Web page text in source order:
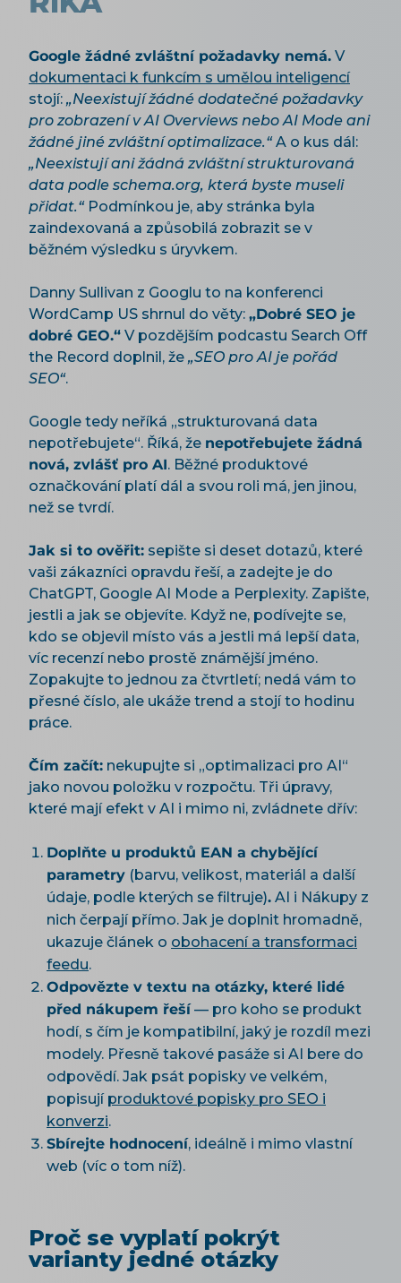
Google žádné zvláštní požadavky nemá. V
dokumentaci k funkcím s umělou inteligencí
stojí: „Neexistují žádné dodatečné požadavky
pro zobrazení v AI Overviews nebo AI Mode ani
žádné jiné zvláštní optimalizace.“A o kus dál:
„Neexistují ani žádná zvláštní strukturovaná
data podle schema.org, která byste museli
přidat.“Podmínkou je, aby stránka byla
zaindexovaná a způsobilá zobrazit se v
běžném výsledku s úryvkem.
Danny Sullivan z Googlu to na konferenci
WordCamp US shrnul do věty: „Dobré SEO je
dobré GEO.“ V pozdějším podcastu Search Off
the Record doplnil, že „SEO pro AI je pořád
SEO“.
Google tedy neříká „strukturovaná data
nepotřebujete“. Říká, že nepotřebujete žádná
nová, zvlášť pro AI. Běžné produktové
označkování platí dál a svou roli má, jen jinou,
než se tvrdí.
Jak si to ověřit: sepište si deset dotazů, které
vaši zákazníci opravdu řeší, a zadejte je do
ChatGPT, Google AI Mode a Perplexity. Zapište,
jestli a jak se objevíte. Když ne, podívejte se,
kdo se objevil místo vás a jestli má lepší data,
víc recenzí nebo prostě známější jméno.
Zopakujte to jednou za čtvrtletí; nedá vám to
přesné číslo, ale ukáže trend a stojí to hodinu
práce.
Čím začít: nekupujte si „optimalizaci pro AI“
jako novou položku v rozpočtu. Tři úpravy,
které mají efekt v AI i mimo ni, zvládnete dřív:
Doplňte u produktů EAN a chybějící
parametry (barvu, velikost, materiál a další
údaje, podle kterých se filtruje). AI i Nákupy z
nich čerpají přímo. Jak je doplnit hromadně,
ukazuje článek o obohacení a transformaci
feedu.
Odpovězte v textu na otázky, které lidé
před nákupem řeší— pro koho se produkt
hodí, s čím je kompatibilní, jaký je rozdíl mezi
modely. Přesně takové pasáže si AI bere do
odpovědí. Jak psát popisky ve velkém,
popisují produktové popisky pro SEO i
konverzi.
Sbírejte hodnocení, ideálně i mimo vlastní
web (víc o tom níž).
Proč se vyplatí pokrýt
varianty jedné otázky